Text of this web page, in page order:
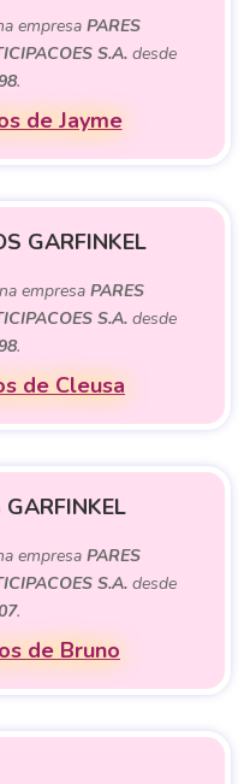
empresa PARES
S.A.desde
.
de Jayme
GARFINKEL
na empresa PARES
S.A.desde
.
de Cleusa
empresa PARES
S.A.desde
.
de Bruno